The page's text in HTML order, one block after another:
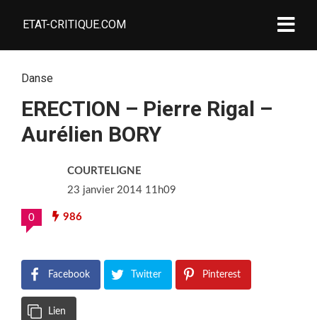
ETAT-CRITIQUE.COM
Danse
ERECTION – Pierre Rigal –
Aurélien BORY
COURTELIGNE
23 janvier 2014 11h09
0 986
Facebook Twitter Pinterest
Lien